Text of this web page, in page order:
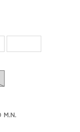
M.N.